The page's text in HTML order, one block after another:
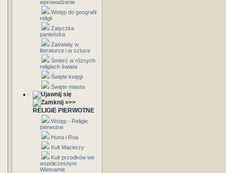
wprowadzenie
Wstęp do geografii
religii
Zatyczka
panieńska
Zaświaty w
literaturze i w sztuce
Śmierć w różnych
religiach świata
Święte księgi
Święte miasta
=>>
RELIGIE PIERWOTNE
Wstęp - Religie
pierwotne
Huna i Roa
Kult Macierzy
Kult przodków we
współczesnym
Wietnamie